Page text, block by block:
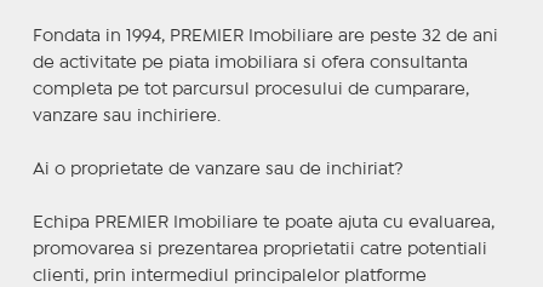
Fondata in 1994, PREMIER Imobiliare are peste 32 de ani
de activitate pe piata imobiliara si ofera consultanta
completa pe tot parcursul procesului de cumparare,
vanzare sau inchiriere.
Ai o proprietate de vanzare sau de inchiriat?
Echipa PREMIER Imobiliare te poate ajuta cu evaluarea,
promovarea si prezentarea proprietatii catre potentiali
clienti, prin intermediul principalelor platforme